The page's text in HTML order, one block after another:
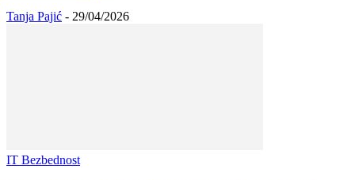
Tanja Pajić - 29/04/2026
IT Bezbednost